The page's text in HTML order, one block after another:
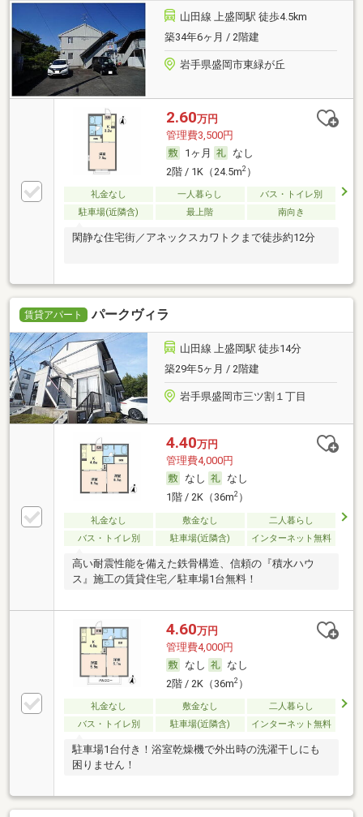
山田線 上盛岡駅 徒歩4.5km
築34年6ヶ月 / 2階建
岩手県盛岡市東緑が丘
2.60万円
管理費3,500円
1ヶ月
なし
2階 / 1K（24.5m2）
礼金なし 一人暮らし
バス・トイレ別
駐車場(近隣含)
最上階 南向き
閑静な住宅街／アネックスカワトクまで徒歩約12分
賃貸アパート パークヴィラ
山田線 上盛岡駅 徒歩14分
築29年5ヶ月 / 2階建
岩手県盛岡市三ツ割１丁目
4.40万円
管理費4,000円
なし
なし
1階 / 2K（36m2）
礼金なし 敷金なし
二人暮らし
バス・トイレ別
駐車場(近隣含) インターネット無料
高い耐震性能を備えた鉄骨構造、信頼の『積水ハウ
ス』施工の賃貸住宅／駐車場1台無料！
4.60万円
管理費4,000円
なし
なし
2階 / 2K（36m2）
礼金なし 敷金なし
二人暮らし
バス・トイレ別
駐車場(近隣含) インターネット無料
駐車場1台付き！浴室乾燥機で外出時の洗濯干しにも
困りません！